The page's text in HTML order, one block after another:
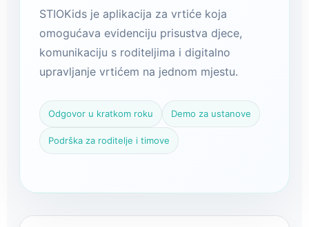
STIOKids je aplikacija za vrtiće koja
omogućava evidenciju prisustva djece,
komunikaciju s roditeljima i digitalno
upravljanje vrtićem na jednom mjestu.
Odgovor u kratkom roku Demo za ustanove
Podrška za roditelje i timove